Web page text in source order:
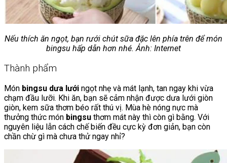
Nếu thích ăn ngọt, bạn rưới chút sữa đặc lên phía trên để món
bingsu hấp dẫn hơn nhé. Ảnh: Internet
Thành phẩm
Món bingsu dưa lưới ngọt nhẹ và mát lạnh, tan ngay khi vừa
chạm đầu lưỡi. Khi ăn, bạn sẽ cảm nhận được dưa lưới giòn
giòn, kem sữa thơm béo rất thú vị. Mùa hè nóng nực mà
thưởng thức món bingsu thơm mát này thì còn gì bằng. Với
nguyên liệu lẫn cách chế biến đều cực kỳ đơn giản, bạn còn
chần chừ gì mà chưa thử ngay nhỉ?